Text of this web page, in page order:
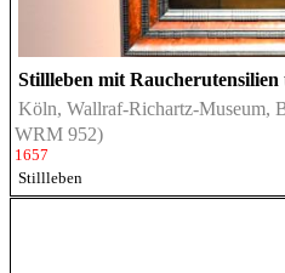
Stillleben mit Raucherutensilien
Köln, Wallraf-Richartz-Museum,
WRM 952)
1657
Stillleben